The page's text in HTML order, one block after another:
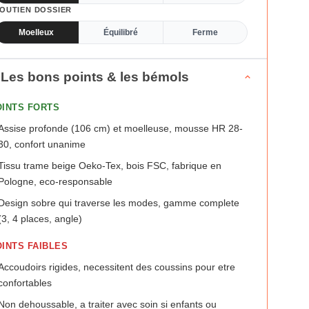
DOSSIER
Moelleux Équilibré Ferme
Les bons points & les bémols
FORTS
profonde (106 cm) et moelleuse, mousse HR 28-
confort unanime
trame beige Oeko-Tex, bois FSC, fabrique en
eco-responsable
sobre qui traverse les modes, gamme complete
4 places, angle)
FAIBLES
rigides, necessitent des coussins pour etre
dehoussable, a traiter avec soin si enfants ou